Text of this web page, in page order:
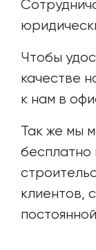
Чтобы
качестве
к нам в
Так же мы
бесплатно
клиентов,